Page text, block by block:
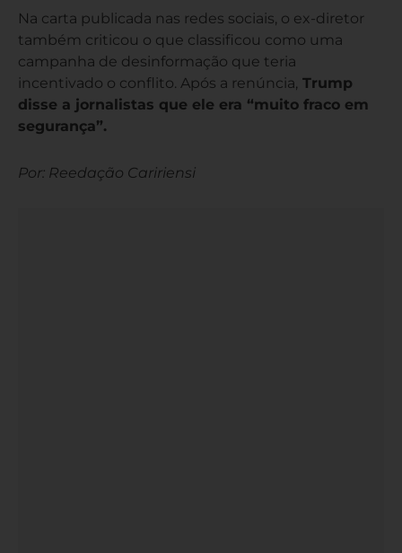
Na carta publicada nas redes sociais, o ex-diretor
também criticou o que classificou como uma
campanha de desinformação que teria
incentivado o conflito. Após a renúncia, Trump
disse a jornalistas que ele era “muito fraco em
segurança”.
Por: Reedação Caririensi